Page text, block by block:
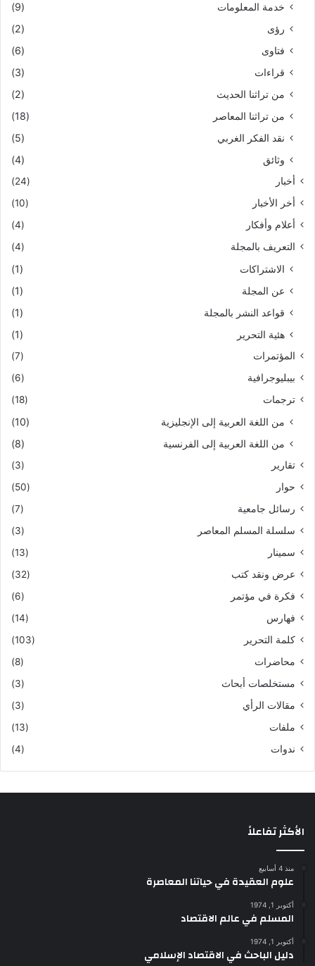
خدمة المعلومات
(9)
رؤى
(2)
فتاوى
(6)
قراءات
(3)
من تراثنا الحديث
(2)
من تراثنا المعاصر
(18)
نقد الفكر الغربي
(5)
وثائق
(4)
أخبار
(24)
أخر الأخبار
(10)
أعلام وأفكار
(4)
التعريف بالمجلة
(4)
الاشتراكات
(1)
عن المجلة
(1)
قواعد النشر بالمجلة
(1)
هئية التحرير
(1)
المؤتمرات
(7)
بيبليوجرافية
(6)
ترجمات
(18)
من اللغة العربية إلى الإنجليزية
(10)
من اللغة العربية إلى الفرنسية
(8)
تقارير
(3)
حوار
(50)
رسائل جامعية
(7)
سلسلة المسلم المعاصر
(3)
سمينار
(13)
عرض ونقد كتب
(32)
فكرة في مؤتمر
(6)
فهارس
(14)
كلمة التحرير
(103)
محاضرات
(8)
مستخلصات أبحاث
(3)
مقالات الرأي
(3)
ملفات
(13)
ندوات
(4)
الأكثر تفاعلاً
منذ 4 أسابيع
علوم العقيدة في حياتنا المعاصرة
أكتوبر 1, 1974
المسلم في عالم الاقتصاد
أكتوبر 1, 1974
دليل الباحث في الاقتصاد الإسلامي